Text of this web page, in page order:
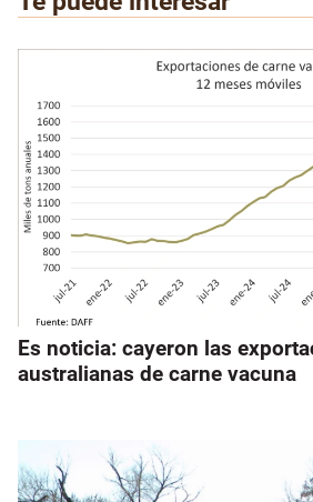
Es noticia: cayeron las
australianas de carne vacuna